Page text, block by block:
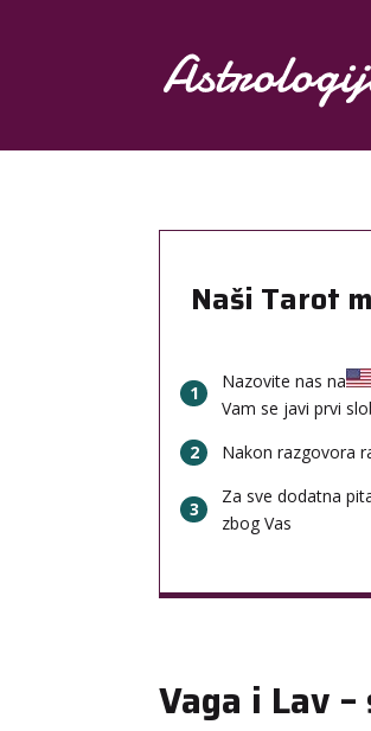
820/77-321
Naši Tarot
1
Nazovite nas na
Vam se javi prvi
2
Nakon razgovora
3
Za sve dodatna
zbog Vas
Vaga i Lav